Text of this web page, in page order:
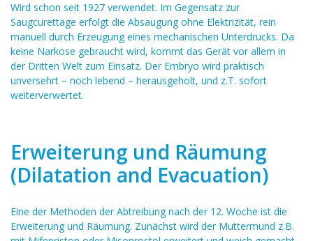
Wird schon seit 1927 verwendet. Im Gegensatz zur
Saugcurettage erfolgt die Absaugung ohne Elektrizität, rein
manuell durch Erzeugung eines mechanischen Unterdrucks. Da
keine Narkose gebraucht wird, kommt das Gerät vor allem in
der Dritten Welt zum Einsatz. Der Embryo wird praktisch
unversehrt – noch lebend – herausgeholt, und z.T. sofort
weiterverwertet.
Erweiterung und Räumung
(Dilatation and Evacuation)
Eine der Methoden der Abtreibung nach der 12. Woche ist die
Erweiterung und Räumung. Zunächst wird der Muttermund z.B.